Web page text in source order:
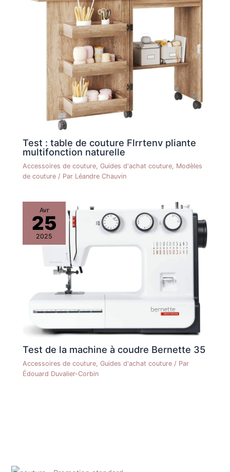
Test : table de couture Flrrtenv pliante
multifonction naturelle
Accessoires de couture ,Guides d'achat couture Modèles
de couture / Par Léandre Chauvin
Avr
25
2025
Test de la machine à coudre Bernette 35
Accessoires de couture,Guides d'achat couture / Par
Édouard Duvalier-Corbin